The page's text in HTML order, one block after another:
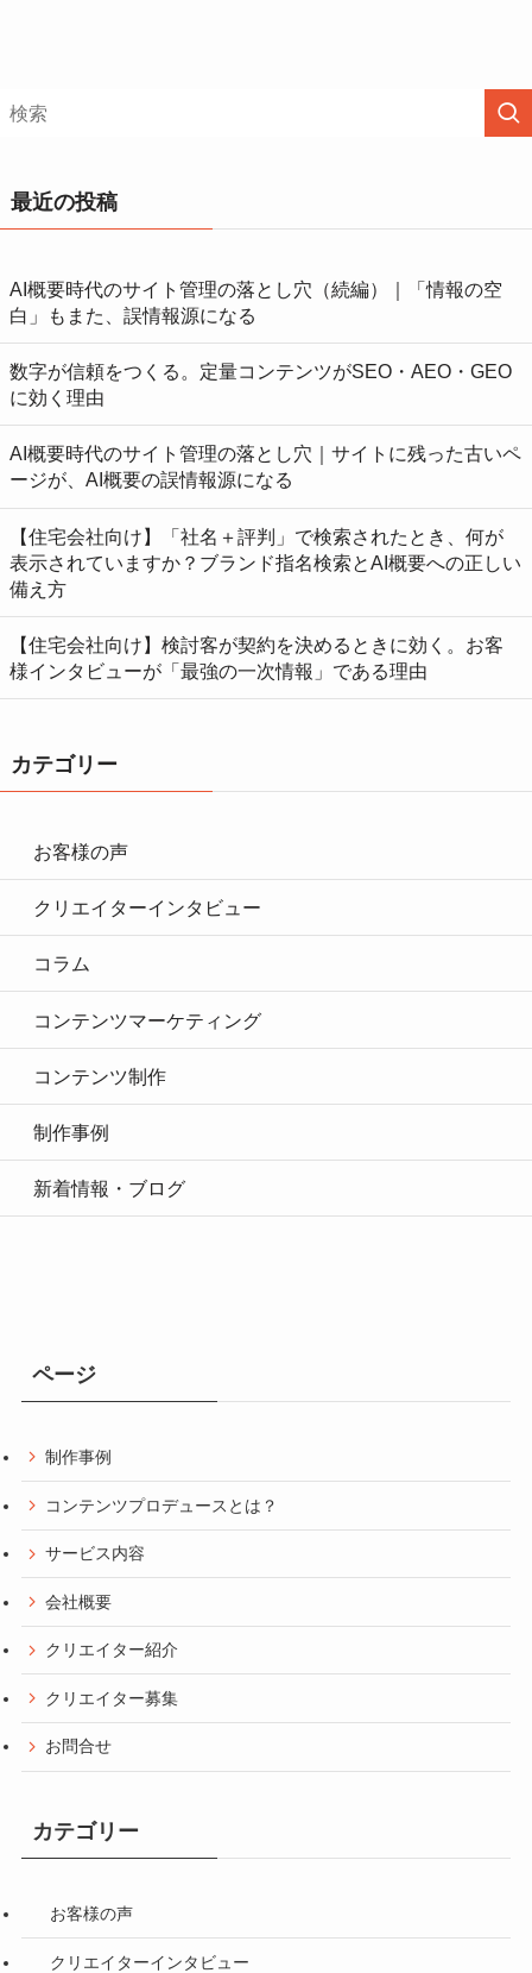
最近の投稿
AI概要時代のサイト管理の落とし穴（続編）｜「情報の空
白」もまた、誤情報源になる
数字が信頼をつくる。定量コンテンツがSEO・AEO・GEO
に効く理由
AI概要時代のサイト管理の落とし穴｜サイトに残った古いペ
ージが、AI概要の誤情報源になる
【住宅会社向け】「社名＋評判」で検索されたとき、何が
表示されていますか？ブランド指名検索とAI概要への正しい
備え方
【住宅会社向け】検討客が契約を決めるときに効く。お客
様インタビューが「最強の一次情報」である理由
カテゴリー
お客様の声
クリエイターインタビュー
コラム
コンテンツマーケティング
コンテンツ制作
制作事例
新着情報・ブログ
ページ
制作事例
コンテンツプロデュースとは？
サービス内容
会社概要
クリエイター紹介
クリエイター募集
お問合せ
カテゴリー
お客様の声
クリエイターインタビュー